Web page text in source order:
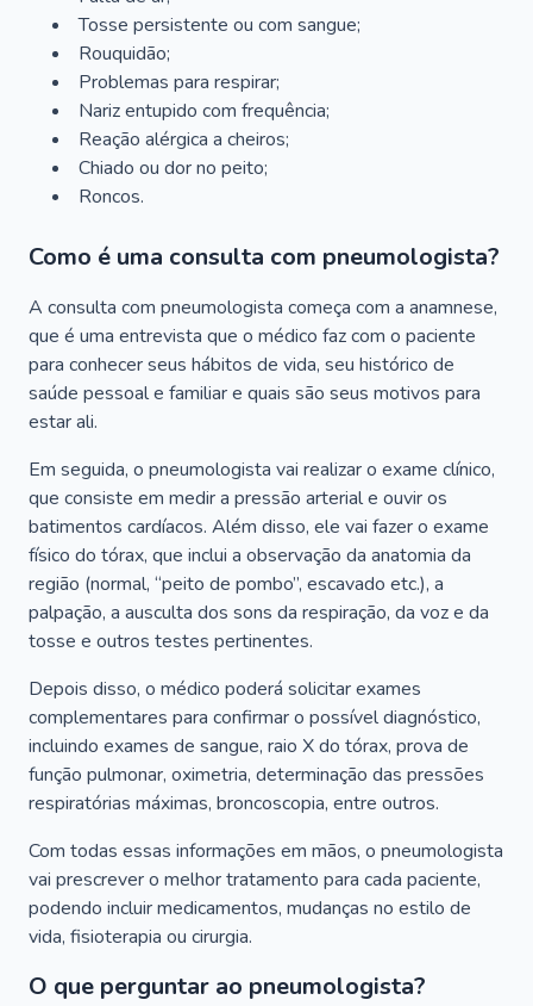
Tosse persistente ou com sangue;
Rouquidão;
Problemas para respirar;
Nariz entupido com frequência;
Reação alérgica a cheiros;
Chiado ou dor no peito;
Roncos.
Como é uma consulta com pneumologista?
A consulta com pneumologista começa com a anamnese,
que é uma entrevista que o médico faz com o paciente
para conhecer seus hábitos de vida, seu histórico de
saúde pessoal e familiar e quais são seus motivos para
estar ali.
Em seguida, o pneumologista vai realizar o exame clínico,
que consiste em medir a pressão arterial e ouvir os
batimentos cardíacos. Além disso, ele vai fazer o exame
físico do tórax, que inclui a observação da anatomia da
região (normal, “peito de pombo”, escavado etc.), a
palpação, a ausculta dos sons da respiração, da voz e da
tosse e outros testes pertinentes.
Depois disso, o médico poderá solicitar exames
complementares para confirmar o possível diagnóstico,
incluindo exames de sangue, raio X do tórax, prova de
função pulmonar, oximetria, determinação das pressões
respiratórias máximas, broncoscopia, entre outros.
Com todas essas informações em mãos, o pneumologista
vai prescrever o melhor tratamento para cada paciente,
podendo incluir medicamentos, mudanças no estilo de
vida, fisioterapia ou cirurgia.
O que perguntar ao pneumologista?